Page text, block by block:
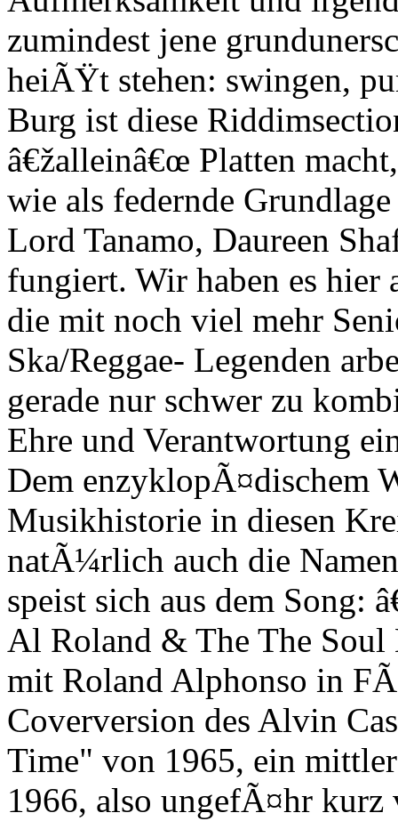
zumindest jene
heiÃŸt stehen: swingen,
Burg ist diese
â€žalleinâ€œ Platten
wie als federnde
Lord Tanamo, Daureen
fungiert. Wir haben es hier
die mit noch viel mehr
Ska/Reggae- Legenden
gerade nur schwer zu
Ehre und Verantwortung
Dem enzyklopÃ¤dischem
Musikhistorie in diesen
natÃ¼rlich auch die
speist sich aus dem
Al Roland & The The Soul
mit Roland Alphonso in
Coverversion des Alvin
Time" von 1965, ein
1966, also ungefÃ¤hr kurz